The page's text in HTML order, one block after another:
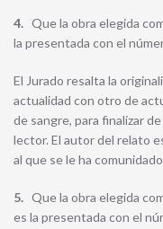
4. Que la obra elegida
la presentada con el
El Jurado resalta la
actualidad con otro de
de sangre, para finalizar
lector. El autor del relato
al que se le ha
5. Que la obra elegida
es la presentada con el